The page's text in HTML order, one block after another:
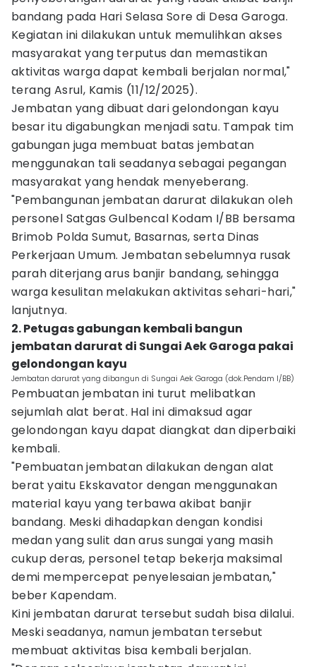
bandang pada Hari Selasa Sore di Desa Garoga.
Kegiatan ini dilakukan untuk memulihkan akses
masyarakat yang terputus dan memastikan
aktivitas warga dapat kembali berjalan normal,"
terang Asrul, Kamis (11/12/2025).
Jembatan yang dibuat dari gelondongan kayu
besar itu digabungkan menjadi satu. Tampak tim
gabungan juga membuat batas jembatan
menggunakan tali seadanya sebagai pegangan
masyarakat yang hendak menyeberang.
"Pembangunan jembatan darurat dilakukan oleh
personel Satgas Gulbencal Kodam I/BB bersama
Brimob Polda Sumut, Basarnas, serta Dinas
Perkerjaan Umum. Jembatan sebelumnya rusak
parah diterjang arus banjir bandang, sehingga
warga kesulitan melakukan aktivitas sehari-hari,"
lanjutnya.
2. Petugas gabungan kembali bangun
jembatan darurat di Sungai Aek Garoga pakai
gelondongan kayu
Jembatan darurat yang dibangun di Sungai Aek Garoga (dok.Pendam I/BB)
Pembuatan jembatan ini turut melibatkan
sejumlah alat berat. Hal ini dimaksud agar
gelondongan kayu dapat diangkat dan diperbaiki
kembali.
"Pembuatan jembatan dilakukan dengan alat
berat yaitu Ekskavator dengan menggunakan
material kayu yang terbawa akibat banjir
bandang. Meski dihadapkan dengan kondisi
medan yang sulit dan arus sungai yang masih
cukup deras, personel tetap bekerja maksimal
demi mempercepat penyelesaian jembatan,"
beber Kapendam.
Kini jembatan darurat tersebut sudah bisa dilalui.
Meski seadanya, namun jembatan tersebut
membuat aktivitas bisa kembali berjalan.